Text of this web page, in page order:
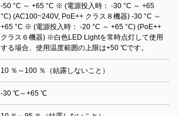
-50 °C ～ +65 °C ※ (電源投入時： -30 °C ～ +65
°C) (AC100~240V, PoE++ クラス８機器) -30 °C ～
+65 °C ※ (電源投入時： -20 °C ～ +65 °C) (PoE++
クラス６機器) ※白色LED Lightを常時点灯して使用
する場合、使用温度範囲の上限は+50 ℃です。
10 ％～100 ％（結露しないこと）
-30 ℃～+65 ℃